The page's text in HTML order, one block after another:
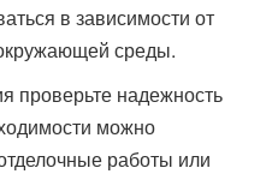
в зависимости от
среды.
проверьте надежность
можно
работы или